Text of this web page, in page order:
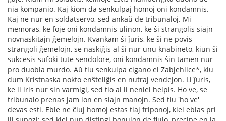
nia kompanio. Kaj kiom da senkulpaj homoj oni kondamnis.
Kaj ne nur en soldatservo, sed ankaŭ de tribunaloj. Mi
memoras, ke foje oni kondamnis ulinon, ke ŝi strangolis siajn
novnaskitajn ĝemelojn. Kvankam ŝi ĵuris, ke ŝi ne povis
strangoli ĝemelojn, se naskiĝis al ŝi nur unu knabineto, kiun ŝi
sukcesis sufoki tute sendolore, oni kondamnis ŝin tamen nur
pro duobla murdo. Aŭ tiu senkulpa cigano el Zabjehlice*, kiu
dum Kristnaska nokto enŝteliĝis en nutraj vendejon. Li ĵuris,
ke li iris nur sin varmigi, sed tio al li neniel helpis. Ho ve, se
tribunalo prenas jam ion en siajn manojn. Sed tiu 'ho ve'
devas esti. Eble ne ĉiuj homoj estas tiaj friponoj, kiel eblas pri